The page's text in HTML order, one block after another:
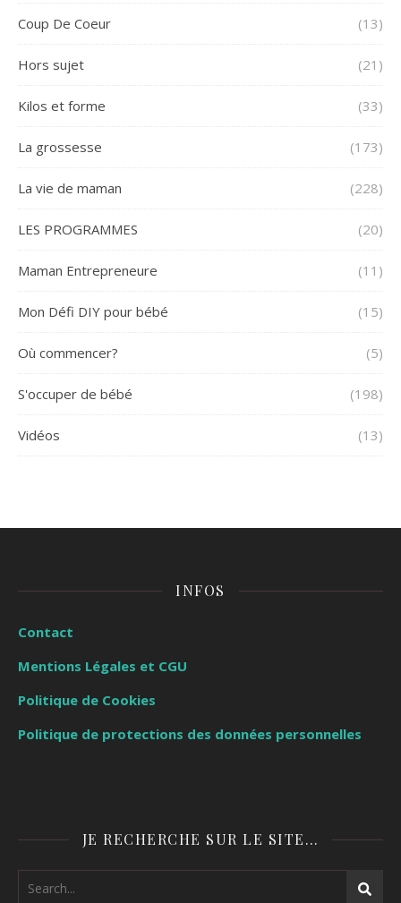
Coup De Coeur (13)
Hors sujet (21)
Kilos et forme (33)
La grossesse (173)
La vie de maman (228)
LES PROGRAMMES (20)
Maman Entrepreneure (11)
Mon Défi DIY pour bébé (15)
Où commencer? (5)
S'occuper de bébé (198)
Vidéos (13)
INFOS
Contact
Mentions Légales et CGU
Politique de Cookies
Politique de protections des données personnelles
JE RECHERCHE SUR LE SITE…